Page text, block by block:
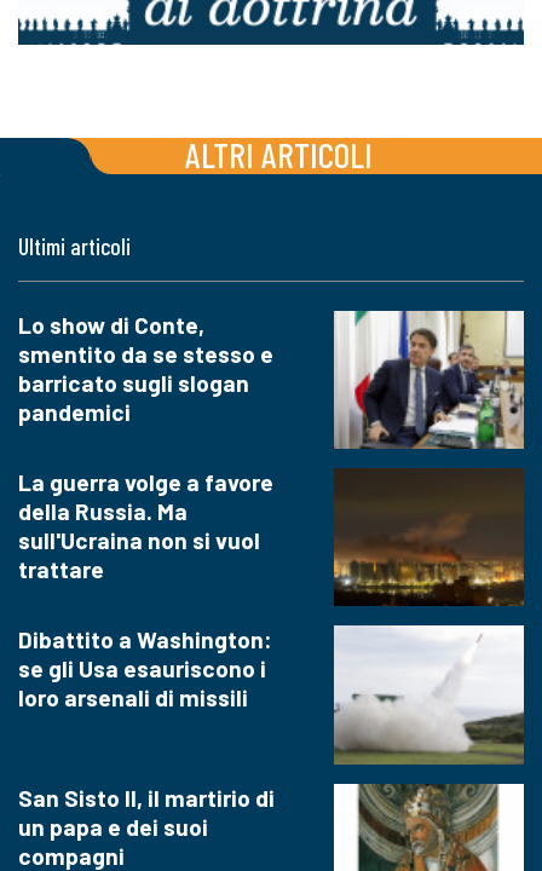
ALTRI ARTICOLI
Ultimi articoli
Lo show di Conte,
smentito da se stesso e
barricato sugli slogan
pandemici
La guerra volge a favore
della Russia. Ma
sull'Ucraina non si vuol
trattare
Dibattito a Washington:
se gli Usa esauriscono i
loro arsenali di missili
San Sisto II, il martirio di
un papa e dei suoi
compagni